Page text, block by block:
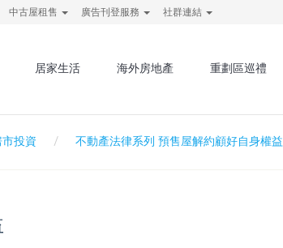
中古屋租售 廣告刊登服務 社群連結
居家生活 海外房地產 重劃區巡禮
市投資 不動產法律系列 預售屋解約顧好自身權益